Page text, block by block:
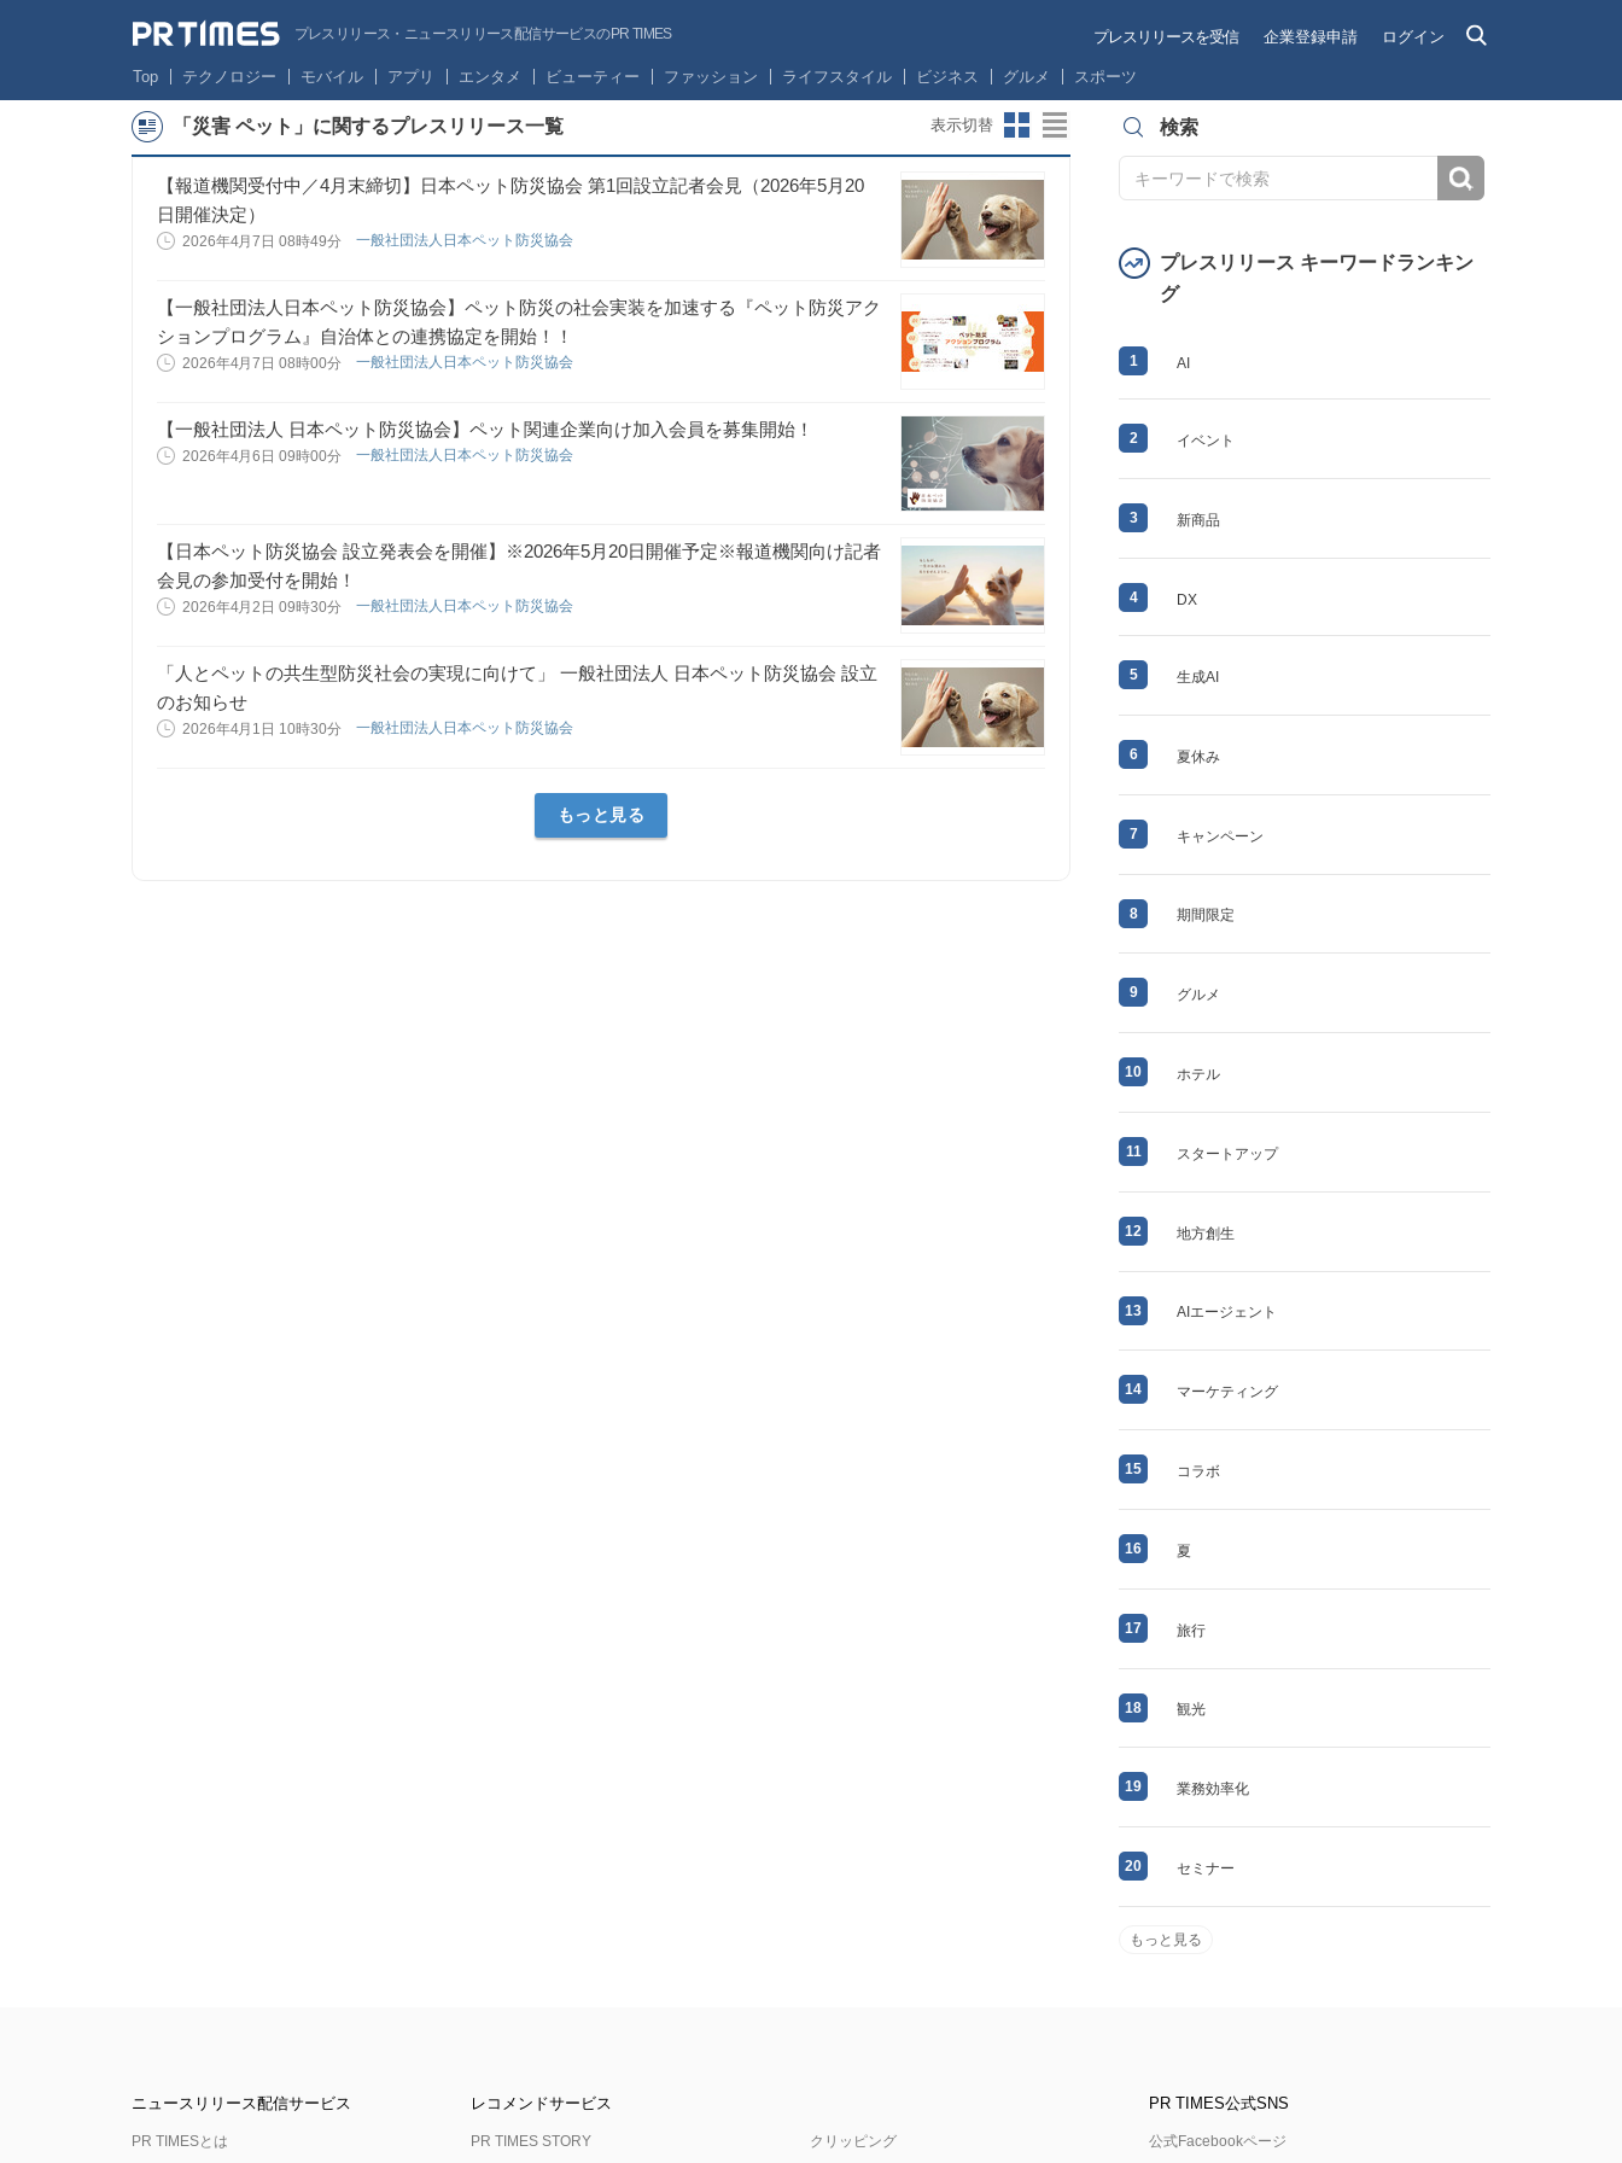
プレスリリース・ニュースリリース配信サービスのPR TIMES プレスリリースを受信 企業登録申請 ログイン
Top テクノロジー モバイル アプリ エンタメ ビューティー ファッション ライフスタイル ビジネス グルメ スポーツ
「災害 ペット」に関するプレスリリース一覧 表示切替
【報道機関受付中／4月末締切】日本ペット防災協会 第1回設立記者会見（2026年5月20
日開催決定）
2026年4月7日 08時49分 一般社団法人日本ペット防災協会
【一般社団法人日本ペット防災協会】ペット防災の社会実装を加速する『ペット防災アク
ションプログラム』自治体との連携協定を開始！！
2026年4月7日 08時00分 一般社団法人日本ペット防災協会
【一般社団法人 日本ペット防災協会】ペット関連企業向け加入会員を募集開始！
2026年4月6日 09時00分 一般社団法人日本ペット防災協会
【日本ペット防災協会 設立発表会を開催】※2026年5月20日開催予定※報道機関向け記者
会見の参加受付を開始！
2026年4月2日 09時30分 一般社団法人日本ペット防災協会
「人とペットの共生型防災社会の実現に向けて」 一般社団法人 日本ペット防災協会 設立
のお知らせ
2026年4月1日 10時30分 一般社団法人日本ペット防災協会
もっと見る
検索
プレスリリース キーワードランキン
グ
1 AI
2 イベント
3 新商品
4 DX
5 生成AI
6 夏休み
7 キャンペーン
8 期間限定
9 グルメ
10 ホテル
11 スタートアップ
12 地方創生
13 AIエージェント
14 マーケティング
15 コラボ
16 夏
17 旅行
18 観光
19 業務効率化
20 セミナー
もっと見る
ニュースリリース配信サービス
PR TIMESとは
レコメンドサービス
PR TIMES STORY クリッピング
PR TIMES公式SNS
公式Facebookページ